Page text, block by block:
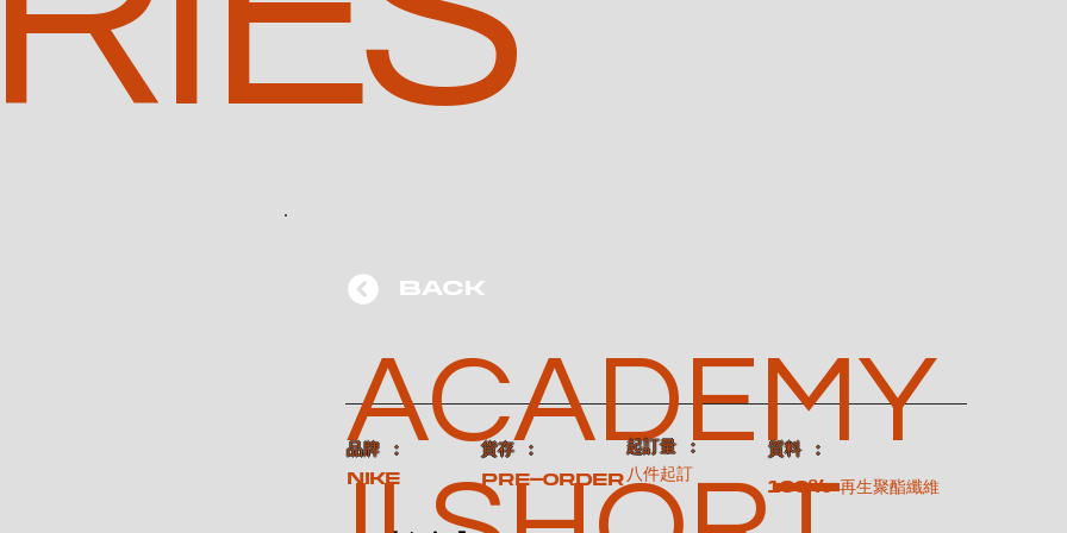
BACK
ACADEMY
​品牌 ：
NIKE
​貨存 ：
Pre-order
​起訂量 ：
八件起訂
​質料 ：
100% 再生聚酯纖維